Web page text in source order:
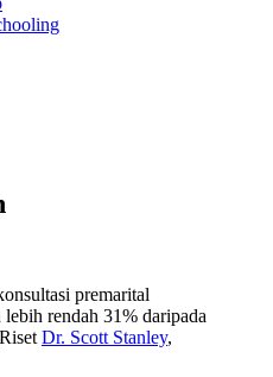
premarital
rendah 31% daripada
Dr. Scott Stanley,